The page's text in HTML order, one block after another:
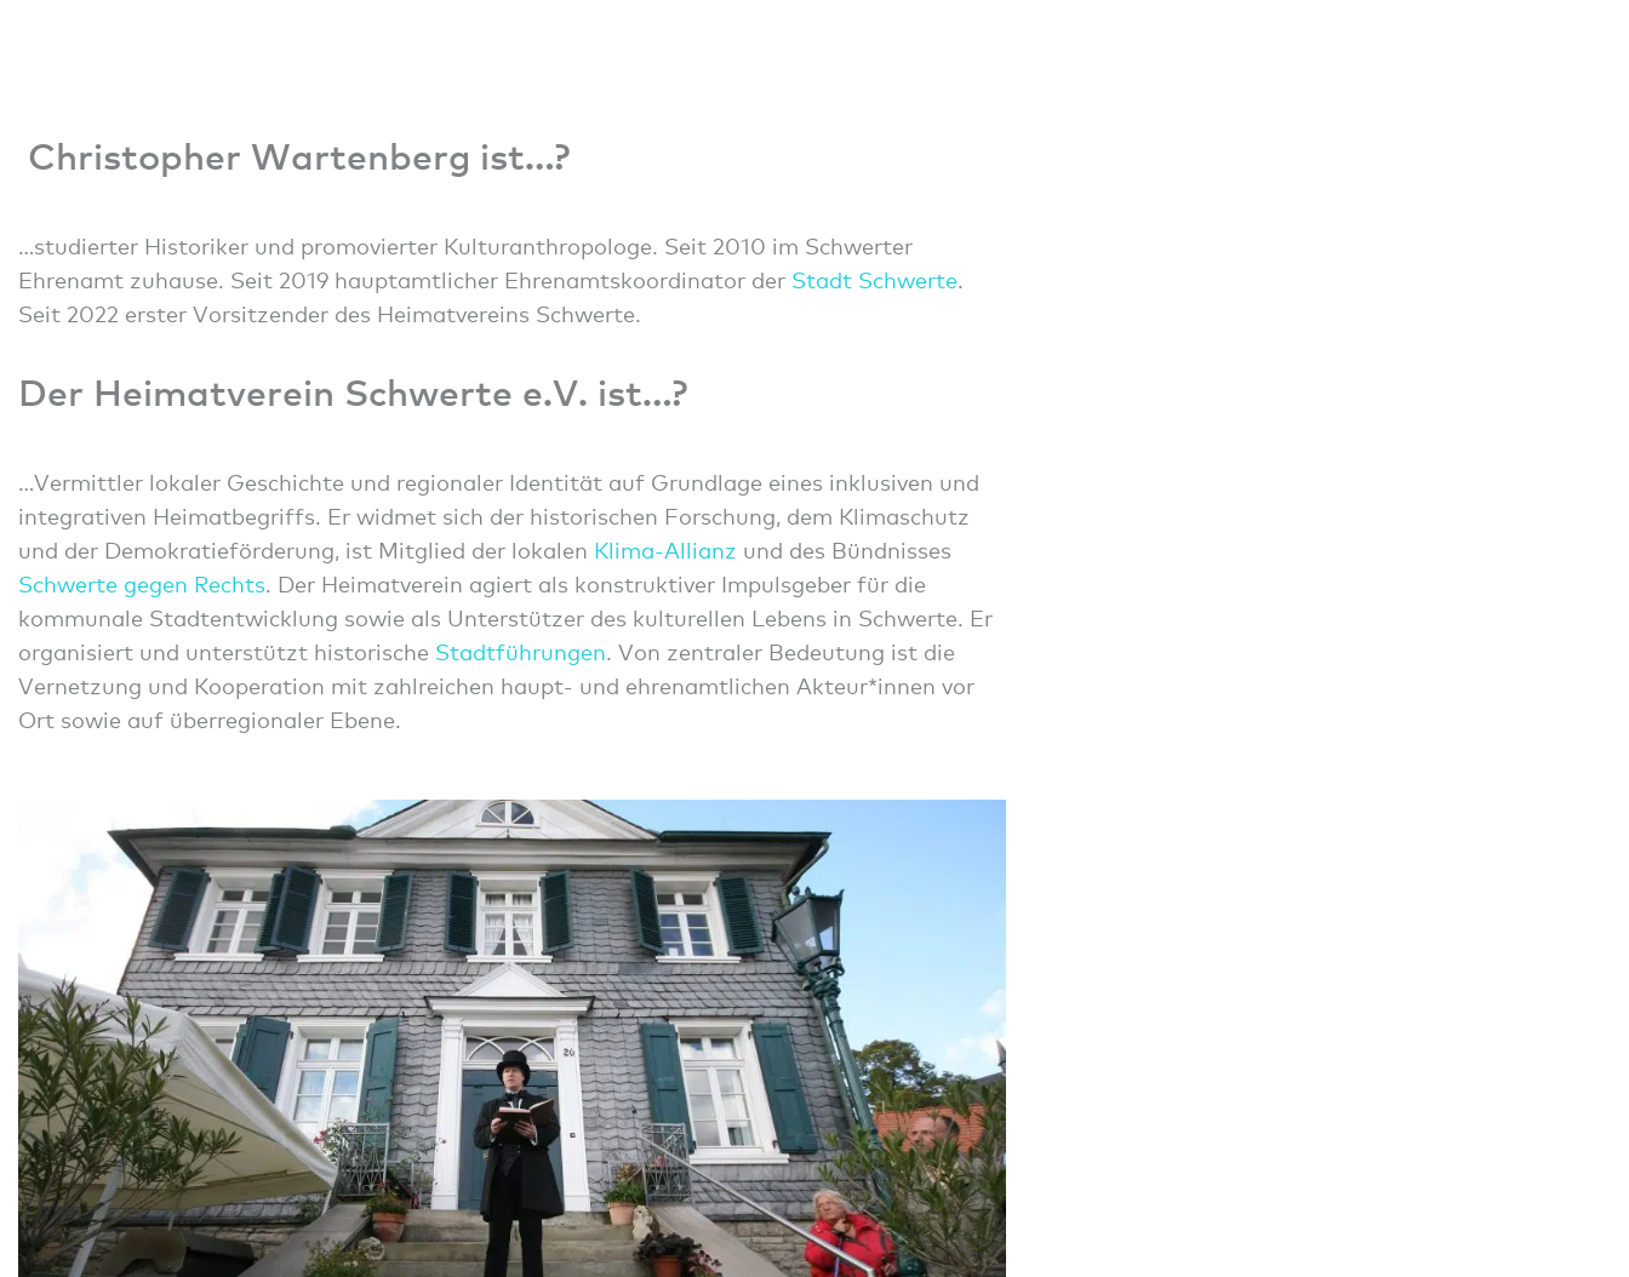
Christopher Wartenberg ist…?
…studierter Historiker und promovierter Kulturanthropologe. Seit 2010 im Schwerter
Ehrenamt zuhause. Seit 2019 hauptamtlicher Ehrenamtskoordinator der Stadt Schwerte.
Seit 2022 erster Vorsitzender des Heimatvereins Schwerte.
Der Heimatverein Schwerte e.V. ist…?
…Vermittler lokaler Geschichte und regionaler Identität auf Grundlage eines inklusiven und
integrativen Heimatbegriffs. Er widmet sich der historischen Forschung, dem Klimaschutz
und der Demokratieförderung, ist Mitglied der lokalen Klima-Allianz und des Bündnisses
Schwerte gegen Rechts. Der Heimatverein agiert als konstruktiver Impulsgeber für die
kommunale Stadtentwicklung sowie als Unterstützer des kulturellen Lebens in Schwerte. Er
organisiert und unterstützt historische Stadtführungen. Von zentraler Bedeutung ist die
Vernetzung und Kooperation mit zahlreichen haupt- und ehrenamtlichen Akteur*innen vor
Ort sowie auf überregionaler Ebene.